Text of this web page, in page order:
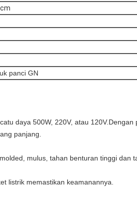
panci GN
daya 500W, 220V, atau
panjang.
mulus, tahan benturan tinggi dan
listrik memastikan keamanannya.